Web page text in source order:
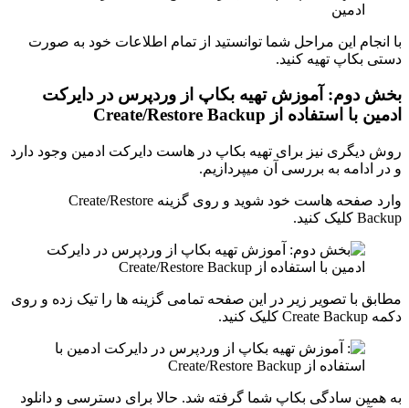
با انجام این مراحل شما توانستید از تمام اطلاعات خود به صورت
دستی بکاپ تهیه کنید.
بخش دوم: آموزش تهیه بکاپ از وردپرس در دایرکت
ادمین با استفاده از Create/Restore Backup
روش دیگری نیز برای تهیه بکاپ در هاست دایرکت ادمین وجود دارد
و در ادامه به بررسی آن میپردازیم.
وارد صفحه هاست خود شوید و روی گزینه Create/Restore
Backup کلیک کنید.
مطابق با تصویر زیر در این صفحه تمامی گزینه ها را تیک زده و روی
دکمه Create Backup کلیک کنید.
به همین سادگی بکاپ شما گرفته شد. حالا برای دسترسی و دانلود